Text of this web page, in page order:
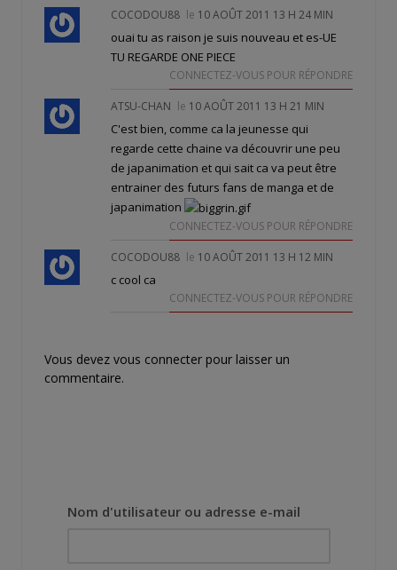
COCODOU88 le 10 AOÛT 2011 13 H 24 MIN
ouai tu as raison je suis nouveau et es-UE
TU REGARDE ONE PIECE
CONNECTEZ-VOUS POUR RÉPONDRE
ATSU-CHAN le 10 AOÛT 2011 13 H 21 MIN
C'est bien, comme ca la jeunesse qui
regarde cette chaine va découvrir une peu
de japanimation et qui sait ca va peut être
entrainer des futurs fans de manga et de
japanimation
CONNECTEZ-VOUS POUR RÉPONDRE
COCODOU88 le 10 AOÛT 2011 13 H 12 MIN
c cool ca
CONNECTEZ-VOUS POUR RÉPONDRE
Vous devez vous connecter pour laisser un
commentaire.
Nom d'utilisateur ou adresse e-mail